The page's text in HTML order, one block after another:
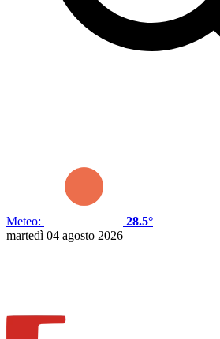
Meteo:
28.5°
martedì 04 agosto 2026